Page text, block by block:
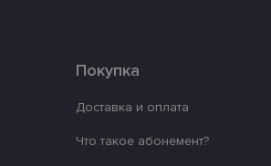
Покупка
Доставка и оплата
Что такое абонемент?
Неклассифицированные